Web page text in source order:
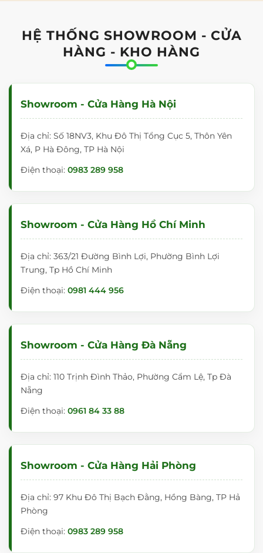
HỆ THỐNG SHOWROOM - CỬA
HÀNG - KHO HÀNG
Showroom - Cửa Hàng Hà Nội
Địa chỉ: Số 18NV3, Khu Đô Thị Tổng Cục 5, Thôn Yên
Xá, P Hà Đông, TP Hà Nội
Điện thoại: 0983 289 958
Showroom - Cửa Hàng Hồ Chí Minh
Địa chỉ: 363/21 Đường Bình Lợi, Phường Bình Lợi
Trung, Tp Hồ Chí Minh
Điện thoại: 0981 444 956
Showroom - Cửa Hàng Đà Nẵng
Địa chỉ: 110 Trịnh Đình Thảo, Phường Cẩm Lệ, Tp Đà
Nẵng
Điện thoại: 0961 84 33 88
Showroom - Cửa Hàng Hải Phòng
Địa chỉ: 97 Khu Đô Thị Bạch Đằng, Hồng Bàng, TP Hả
Phòng
Điện thoại: 0983 289 958